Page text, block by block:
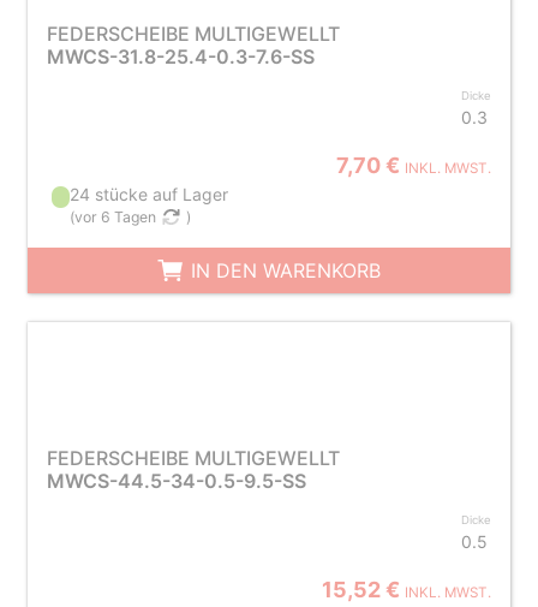
FEDERSCHEIBE MULTIGEWELLT
MWCS-31.8-25.4-0.3-7.6-SS
Dicke
0.3
7,70 € INKL. MWST.
24 stücke auf Lager
(vor 6 Tagen )
IN DEN WARENKORB
FEDERSCHEIBE MULTIGEWELLT
MWCS-44.5-34-0.5-9.5-SS
Dicke
0.5
15,52 € INKL. MWST.